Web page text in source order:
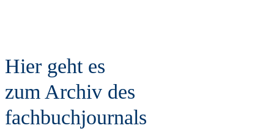
Hier geht es
zum Archiv des
fachbuchjournals